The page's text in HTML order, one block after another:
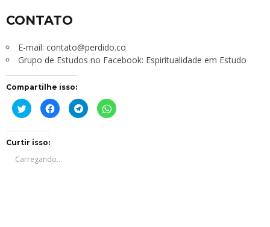
CONTATO
E-mail: contato@perdido.co
Grupo de Estudos no Facebook: Espiritualidade em Estudo
Compartilhe isso:
Clique
para
compartilhar
em
janela)
Clique
para
compartilhar
janela)
Clique
para
compartilhar
Clique
para
Curtir isso:
Carregando...